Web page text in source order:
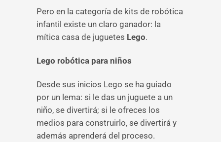
Pero en la categoría de kits de robótica
infantil existe un claro ganador: la
mítica casa de juguetes Lego.
Lego robótica para niños
Desde sus inicios Lego se ha guiado
por un lema: si le das un juguete a un
niño, se divertirá; si le ofreces los
medios para construirlo, se divertirá y
además aprenderá del proceso.